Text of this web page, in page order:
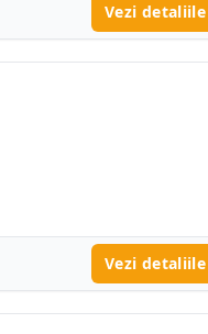
Vezi detaliile
Vezi detaliile